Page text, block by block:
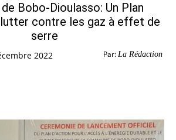
Bobo-Dioulasso: Un Plan
lutter contre les gaz à effet de
serre
Par: La Rédaction
2022